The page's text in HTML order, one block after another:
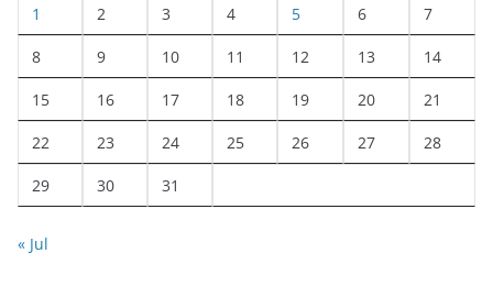
1 2 3 4 5 6 7
8 9 10 11 12 13 14
15 16 17 18 19 20 21
22 23 24 25 26 27 28
29 30 31
« Jul